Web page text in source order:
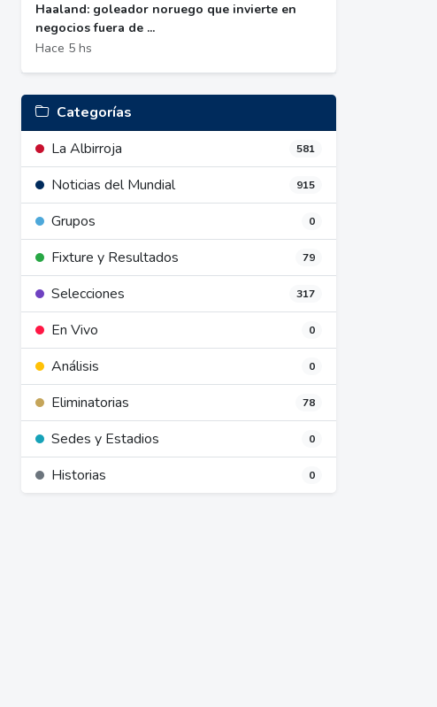
Haaland: goleador noruego que invierte en
negocios fuera de ...
Hace 5 hs
Categorías
La Albirroja
581
Noticias del Mundial 915
Grupos 0
Fixture y Resultados 79
Selecciones 317
En Vivo 0
Análisis 0
Eliminatorias 78
Sedes y Estadios 0
Historias 0